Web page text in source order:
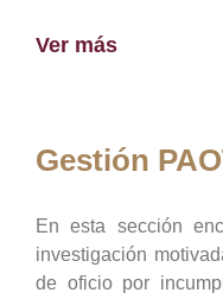
Ver más
Gestión
En esta sección
investigación
de oficio por